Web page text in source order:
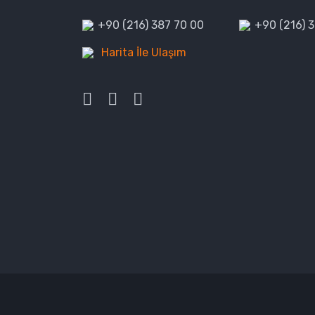
+90 (216) 387 70 00 +90 (216)
Harita İle Ulaşım